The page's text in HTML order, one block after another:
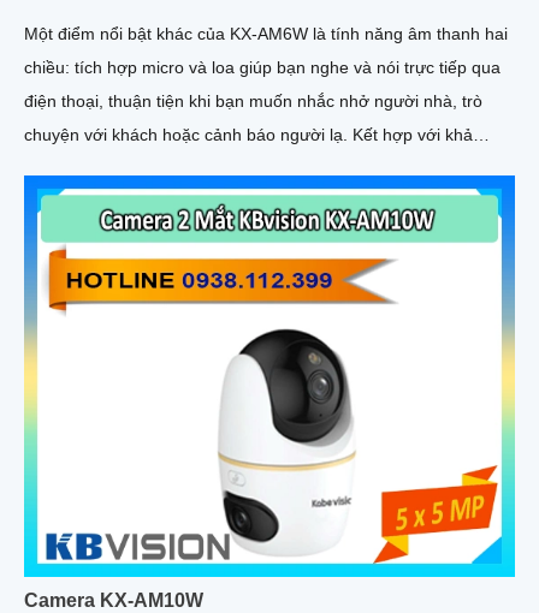
Một điểm nổi bật khác của KX‑AM6W là tính năng âm thanh hai
chiều: tích hợp micro và loa giúp bạn nghe và nói trực tiếp qua
điện thoại, thuận tiện khi bạn muốn nhắc nhở người nhà, trò
chuyện với khách hoặc cảnh báo người lạ. Kết hợp với khả
giải pháp giám sát thông minh, gọn nhẹ mà vô cùng hiệu quả
Camera KX-AM10W